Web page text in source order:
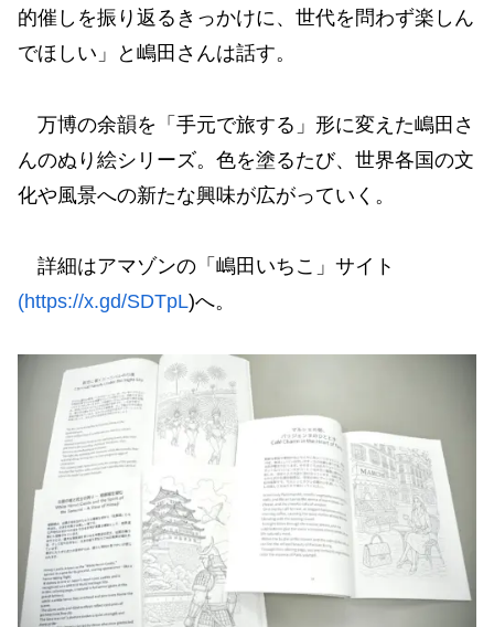
的催しを振り返るきっかけに、世代を問わず楽しん
でほしい」と嶋田さんは話す。
万博の余韻を「手元で旅する」形に変えた嶋田さ
んのぬり絵シリーズ。色を塗るたび、世界各国の文
化や風景への新たな興味が広がっていく。
詳細はアマゾンの「嶋田いちこ」サイト
(https://x.gd/SDTpL)へ。